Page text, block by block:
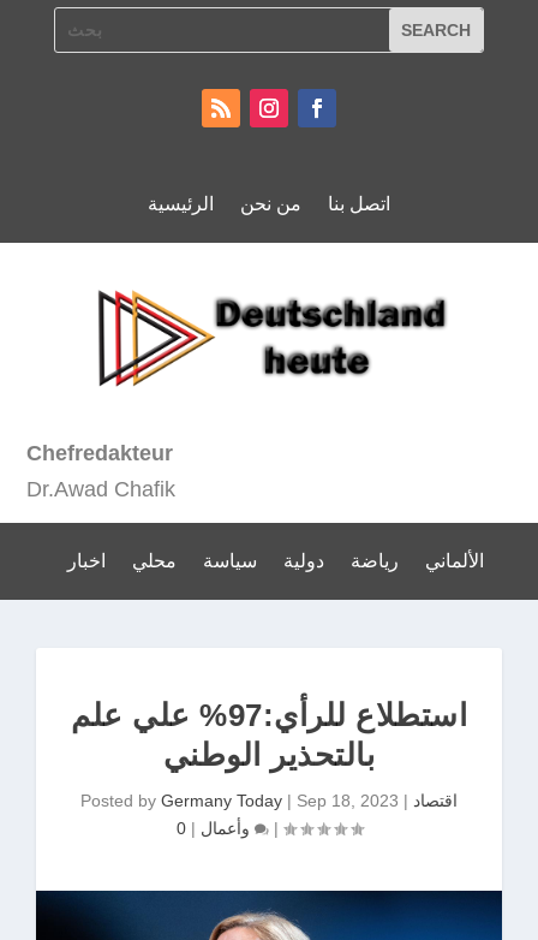
الرئيسية من نحن اتصل بنا
Chefredakteur
Dr.Awad Chafik
اخبار محلي سياسة دولية رياضة الألماني
استطلاع للرأي:97% علي علم
بالتحذير الوطني
Posted by Germany Today | Sep 18, 2023 | اقتصاد
وأعمال | |